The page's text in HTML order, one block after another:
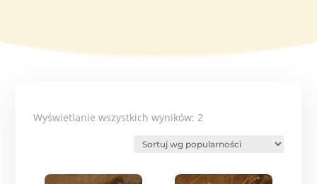
Wyświetlanie wszystkich wyników: 2
popularności